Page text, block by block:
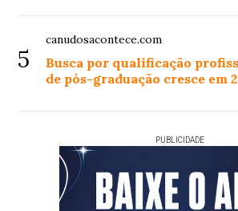
5
canudosacontece.com
Busca por qualificação
de pós-graduação cresce em
PUBLICIDADE